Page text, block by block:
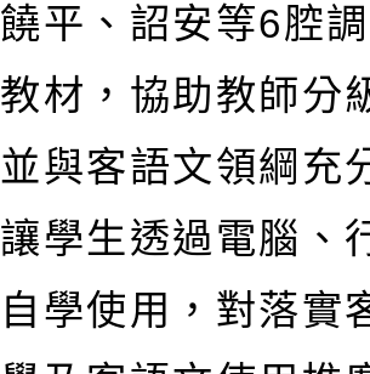
饒平、詔安等6腔
教材，協助教師分
並與客語文領綱充
讓學生透過電腦、
自學使用，對落實